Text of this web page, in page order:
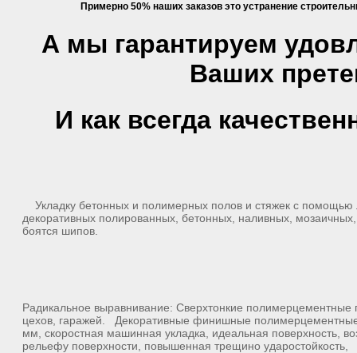
Примерно 50% наших заказов это устранение
А мы гарантируем
Ваших
И как всегда
Укладку бетонных и полимерных полов и стяжек с помощью
декоративных полированных, бетонных, наливных,
боятся шипов.
Радикальное выравнивание: Сверхтонкие полимерцементные
цехов, гаражей. Декоративные финишные
мм, скоростная машинная укладка, идеальная поверхность,
рельефу поверхности, повышенная трещино ударостойкость,